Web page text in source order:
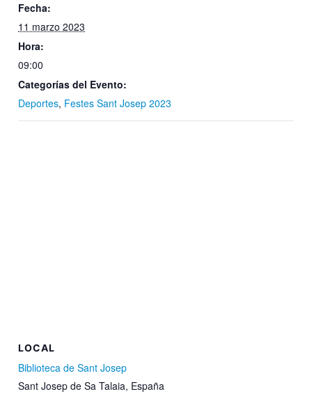
Fecha:
11 marzo 2023
Hora:
09:00
Categorías del Evento:
Deportes, Festes Sant Josep 2023
LOCAL
Biblioteca de Sant Josep
Sant Josep de Sa Talaia, España